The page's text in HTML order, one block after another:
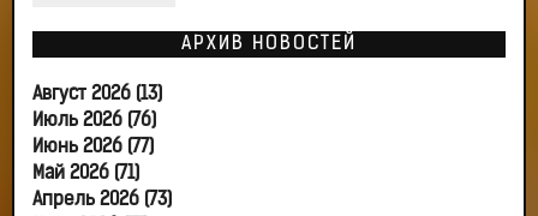
АРХИВ НОВОСТЕЙ
Август 2026 (13)
Июль 2026 (76)
Июнь 2026 (77)
Май 2026 (71)
Апрель 2026 (73)